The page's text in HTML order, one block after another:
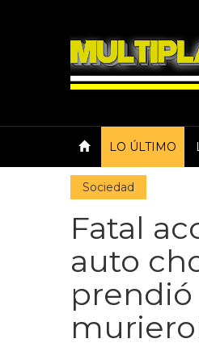
LO ÚLTIMO
Sociedad
Fatal
auto